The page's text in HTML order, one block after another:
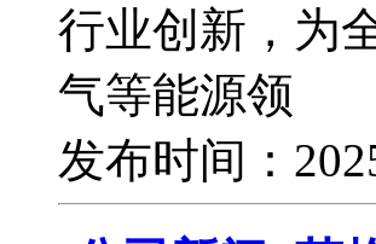
行业创新，为
气等能源领
发布时间：